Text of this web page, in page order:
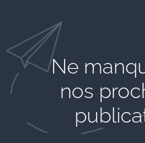
Ne
nos